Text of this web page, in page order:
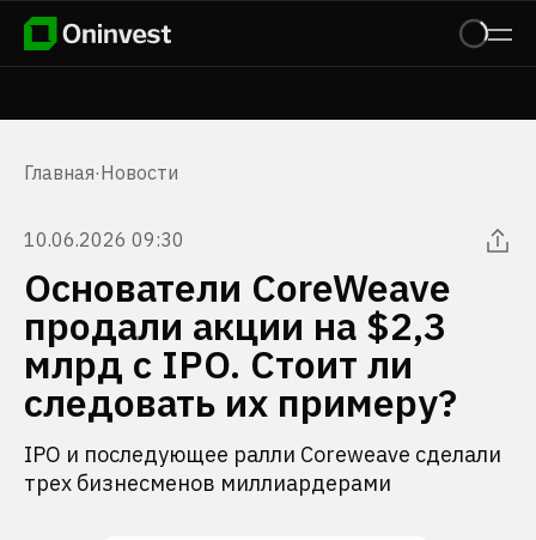
Главная·Новости
10.06.2026 09:30
Основатели CoreWeave
продали акции на $2,3
млрд с IPO. Стоит ли
следовать их примеру?
IPO и последующее ралли Coreweave сделали
трех бизнесменов миллиардерами